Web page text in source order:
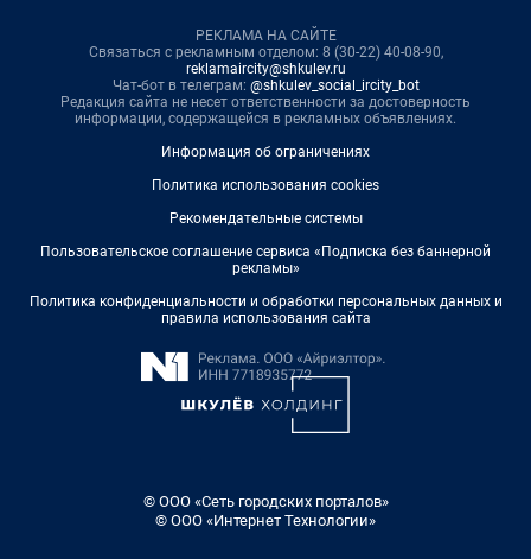
РЕКЛАМА НА САЙТЕ
Связаться с рекламным отделом: 8 (30-22) 40-08-90,
reklamaircity@shkulev.ru
Чат-бот в телеграм: @shkulev_social_ircity_bot
Редакция сайта не несет ответственности за достоверность
информации, содержащейся в рекламных объявлениях.
Информация об ограничениях
Политика использования cookies
Рекомендательные системы
Пользовательское соглашение сервиса «Подписка без баннерной
рекламы»
Политика конфиденциальности и обработки персональных данных и
правила использования сайта
© ООО «Сеть городских порталов»
© ООО «Интернет Технологии»